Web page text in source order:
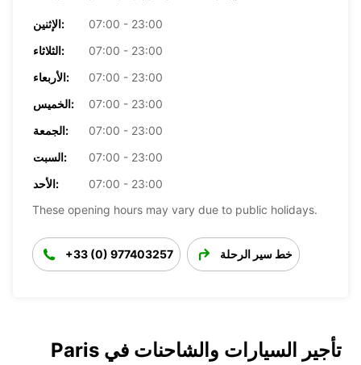
الإثنين:
07:00 - 23:00
الثلاثاء:
07:00 - 23:00
الأربعاء:
07:00 - 23:00
الخميس:
07:00 - 23:00
الجمعة:
07:00 - 23:00
السبت:
07:00 - 23:00
الأحد:
07:00 - 23:00
These opening hours may vary due to public holidays.
+33 (0) 977403257 خط سير الرحلة
تأجير السيارات والشاحنات في Paris